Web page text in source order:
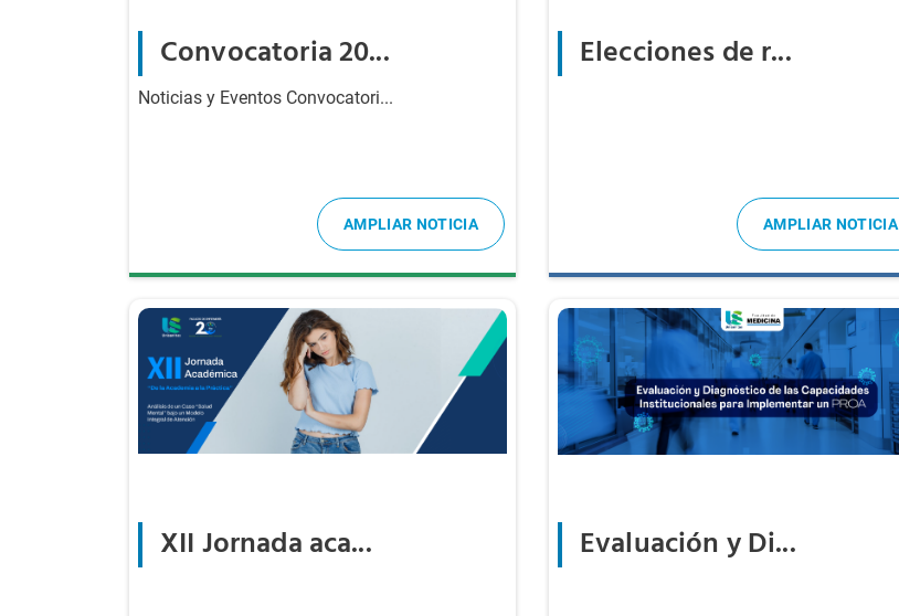
Convocatoria 20...
Noticias y Eventos Convocatori...
AMPLIAR NOTICIA
Elecciones de r...
AMPLIAR NOTICIA
XII Jornada aca... Evaluación y Di...